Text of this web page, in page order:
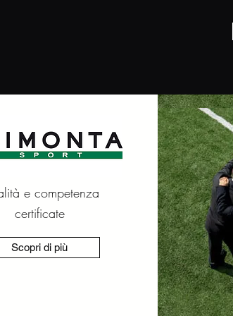
e competenza
certificate
Scopri di più